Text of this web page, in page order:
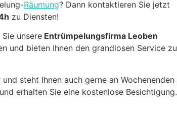
Räumung? Dann kontaktieren Sie jetzt
zu Diensten!
unsere Entrümpelungsfirma Leoben
und bieten Ihnen den grandiosen Service zu
steht Ihnen auch gerne an Wochenenden
erhalten Sie eine kostenlose Besichtigung.